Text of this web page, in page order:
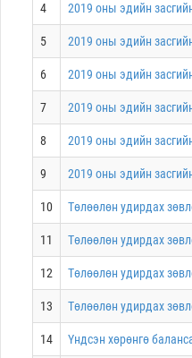
4 2019 оны эдийн
5 2019 оны эдийн
6 2019 оны эдийн
7 2019 оны эдийн
8 2019 оны эдийн
9 2019 оны эдийн
10 Төлөөлөн удирдах
11 Төлөөлөн удирдах
12 Төлөөлөн удирдах
13 Төлөөлөн удирдах
14 Үндсэн хөрөнгө